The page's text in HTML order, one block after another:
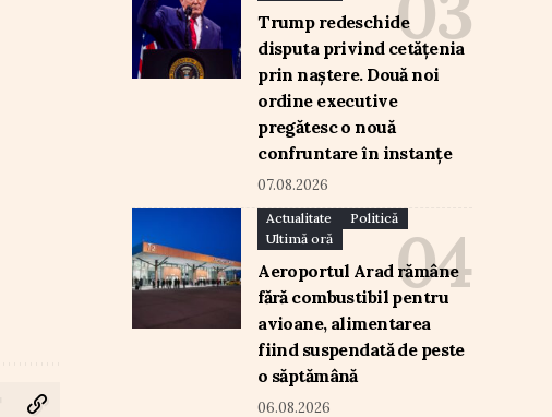
Trump redeschide
disputa privind cetățenia
prin naștere. Două noi
ordine executive
pregătesc o nouă
confruntare în instanțe
07.08.2026
Actualitate
Politică
Ultimă oră
Aeroportul Arad rămâne
fără combustibil pentru
avioane, alimentarea
fiind suspendată de peste
o săptămână
06.08.2026